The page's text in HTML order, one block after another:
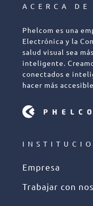
ACERCA DE
Phelcom es una
Electrónica y la
salud visual sea
inteligente.
conectados e
hacer más
Empresa
Trabajar con